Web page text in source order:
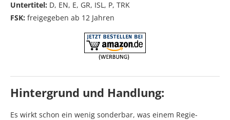
Untertitel: D, EN, E, GR, ISL, P, TRK
FSK: freigegeben ab 12 Jahren
Hintergrund und Handlung:
Es wirkt schon ein wenig sonderbar, was einem Regie-